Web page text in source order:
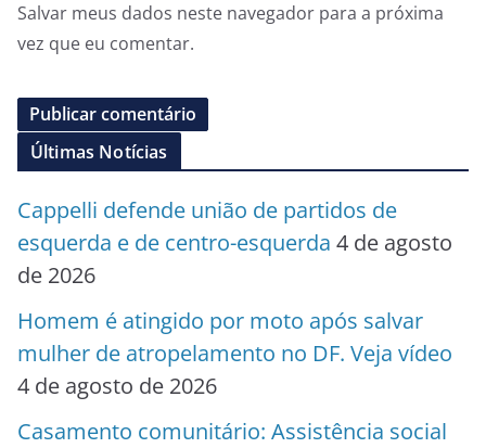
Salvar meus dados neste navegador para a próxima
vez que eu comentar.
Últimas Notícias
Cappelli defende união de partidos de
esquerda e de centro-esquerda 4 de agosto
de 2026
Homem é atingido por moto após salvar
mulher de atropelamento no DF. Veja vídeo
4 de agosto de 2026
Casamento comunitário: Assistência social